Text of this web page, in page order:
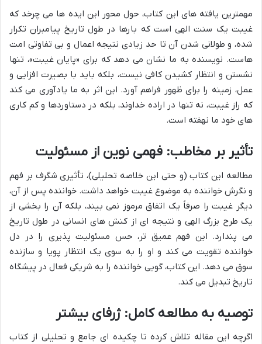
مهمترین یافته های این کتاب، حول محور این ایده ها می چرخد که
غیبت یک سنت الهی است که بارها در طول تاریخ پیامبران تکرار
شده، و طولانی شدن آن تا حد زیادی نتیجه اعمال و بی تفاوتی امت
هاست. نویسنده به ما نشان می دهد که برای «پایان غیبت»، تنها
نشستن و انتظار کشیدن کافی نیست، بلکه باید با بصیرت افزایی و
عمل، زمینه را برای ظهور فراهم آورد. این اثر به ما یادآوری می کند
که راز غیبت، نه تنها در اراده خداوند، بلکه در دستاوردها و کم کاری
های خود ما نهفته است.
تأثیر بر مخاطب: فهمی نوین از مسئولیت
مطالعه این کتاب (و حتی این خلاصه تحلیلی)، تأثیری شگرف بر فهم
و نگرش خواننده به موضوع غیبت خواهد داشت. خواننده پس از آن،
دیگر غیبت را صرفاً یک اتفاق مرموز نمی بیند، بلکه آن را بخشی از
یک طرح بزرگ الهی و نتیجه ای از کنش های انسانی در طول تاریخ
می پندارد. این فهم عمیق تر، حس مسئولیت پذیری را در دل
خواننده تقویت می کند و او را به سوی یک انتظار پویا و سازنده
سوق می دهد. این کتاب، گویی خواننده را به شریکی فعال در پیشگاه
تاریخ تبدیل می کند.
توصیه به مطالعه کامل: ژرفای بیشتر
اگرچه این مقاله تلاش کرده تا چکیده ای جامع و تحلیلی از کتاب